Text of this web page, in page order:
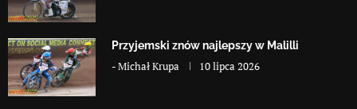
Przyjemski znów najlepszy w Malilli
-Michał Krupa 10 lipca 2026